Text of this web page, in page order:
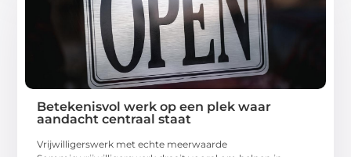
Betekenisvol werk op een plek waar
aandacht centraal staat
Vrijwilligerswerk met echte meerwaarde